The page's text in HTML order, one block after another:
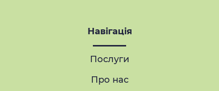
Навігація
Послуги
Про нас